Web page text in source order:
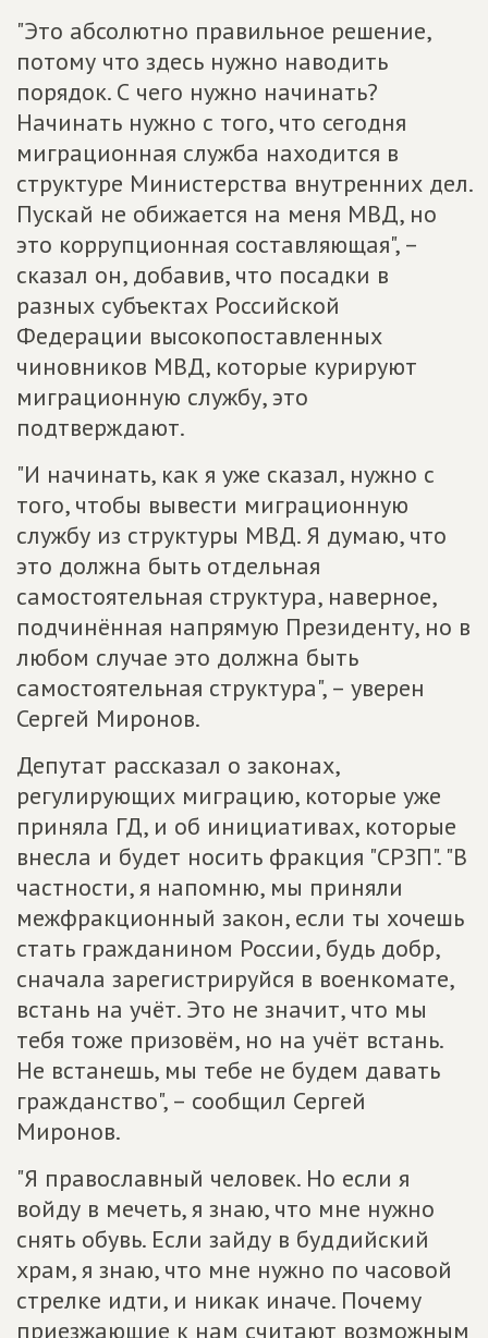
"Это абсолютно правильное решение,
потому что здесь нужно наводить
порядок. С чего нужно начинать?
Начинать нужно с того, что сегодня
миграционная служба находится в
структуре Министерства внутренних дел.
Пускай не обижается на меня МВД, но
это коррупционная составляющая", –
сказал он, добавив, что посадки в
разных субъектах Российской
Федерации высокопоставленных
чиновников МВД, которые курируют
миграционную службу, это
подтверждают.
"И начинать, как я уже сказал, нужно с
того, чтобы вывести миграционную
службу из структуры МВД. Я думаю, что
это должна быть отдельная
самостоятельная структура, наверное,
подчинённая напрямую Президенту, но в
любом случае это должна быть
самостоятельная структура", – уверен
Сергей Миронов.
Депутат рассказал о законах,
регулирующих миграцию, которые уже
приняла ГД, и об инициативах, которые
внесла и будет носить фракция "СРЗП". "В
частности, я напомню, мы приняли
межфракционный закон, если ты хочешь
стать гражданином России, будь добр,
сначала зарегистрируйся в военкомате,
встань на учёт. Это не значит, что мы
тебя тоже призовём, но на учёт встань.
Не встанешь, мы тебе не будем давать
гражданство", – сообщил Сергей
Миронов.
"Я православный человек. Но если я
войду в мечеть, я знаю, что мне нужно
снять обувь. Если зайду в буддийский
храм, я знаю, что мне нужно по часовой
стрелке идти, и никак иначе. Почему
приезжающие к нам считают возможным